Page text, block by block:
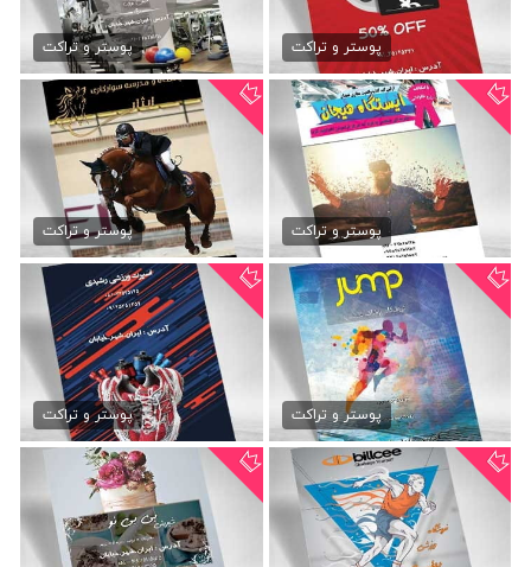
دانلود تراکت فیلم و سینما
79,000 تومان پوستر و تراکت
دانلود تراکت باشگاه...
79,000 تومان پوستر و تراکت
دانلود تراکت گیم نت
79,000 تومان پوستر و تراکت
تراکت باشگاه اسب سواری
79,000 تومان پوستر و تراکت
طرح تراکت لایه باز ورزشی
79,000 تومان پوستر و تراکت
دانلود تراکت لباس ورزش
79,000 تومان پوستر و تراکت